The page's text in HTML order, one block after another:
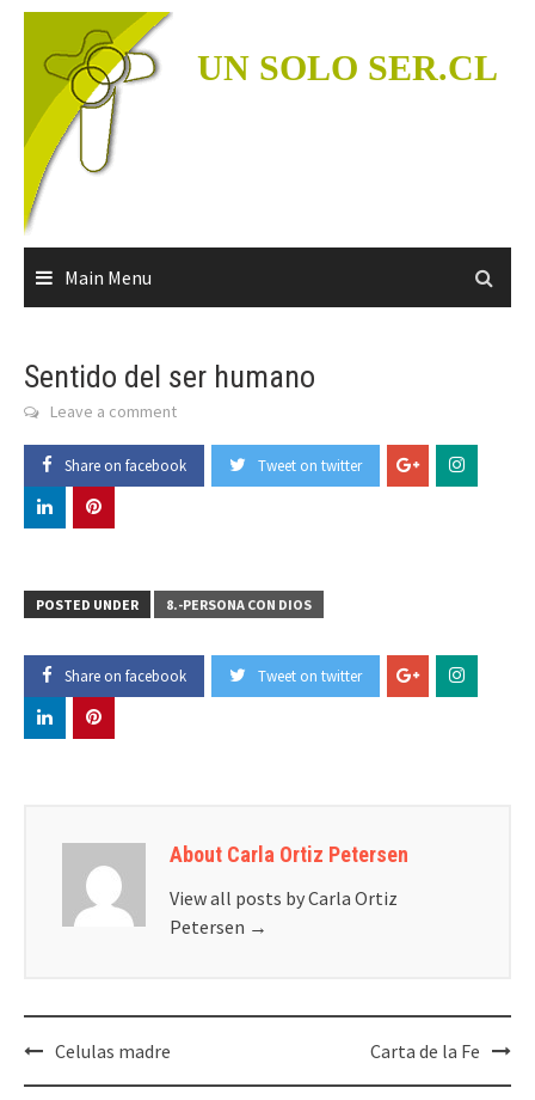
Skip
content
UN SOLO SER.CL
Main Menu
Sentido del ser humano
Leave a comment
Share on facebook Tweet on twitter
POSTED UNDER 8.-PERSONA CON DIOS
Share on facebook Tweet on twitter
About Carla Ortiz Petersen
View all posts by Carla Ortiz
Petersen →
Post
navigation
Celulas madre Carta de la Fe